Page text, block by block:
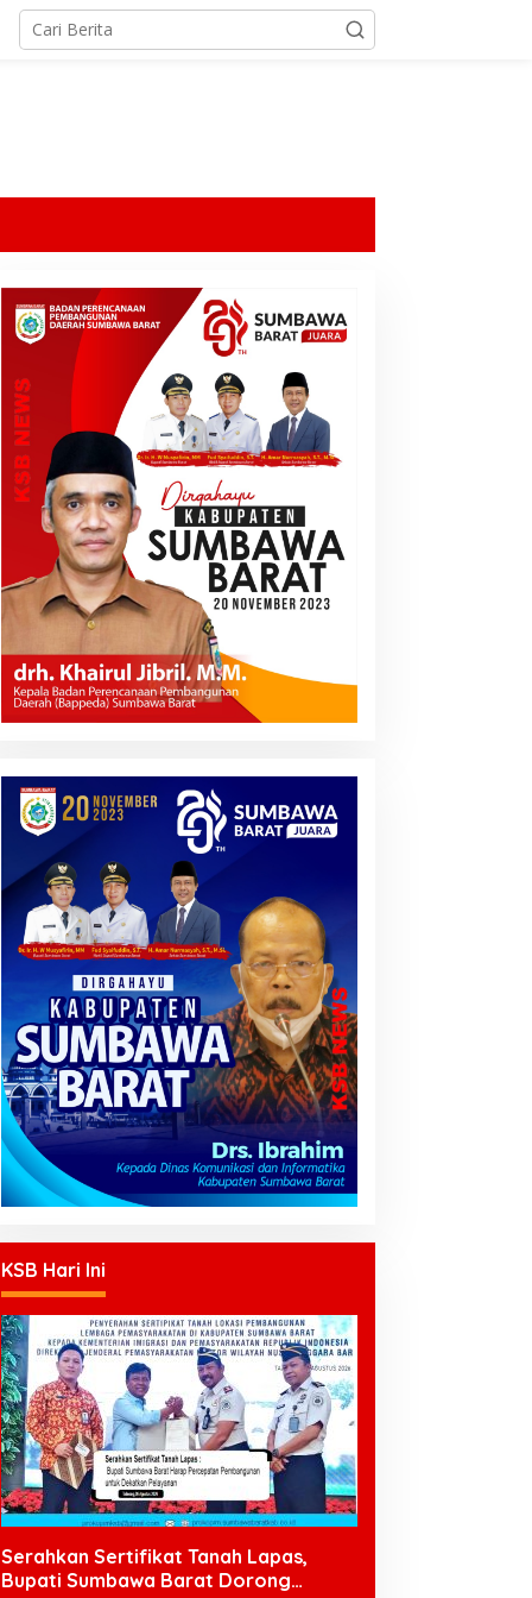
KSB Hari Ini
Serahkan Sertifikat Tanah Lapas,
Bupati Sumbawa Barat Dorong